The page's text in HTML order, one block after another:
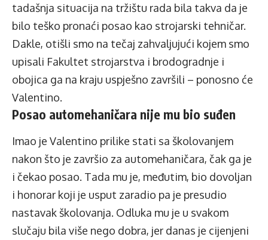
tadašnja situacija na tržištu rada bila takva da je
bilo teško pronaći posao kao strojarski tehničar.
Dakle, otišli smo na tečaj zahvaljujući kojem smo
upisali Fakultet strojarstva i brodogradnje i
obojica ga na kraju uspješno završili – ponosno će
Valentino.
Posao automehaničara nije mu bio suđen
Imao je Valentino prilike stati sa školovanjem
nakon što je završio za automehaničara, čak ga je
i čekao posao. Tada mu je, međutim, bio dovoljan
i honorar koji je usput zaradio pa je presudio
nastavak školovanja. Odluka mu je u svakom
slučaju bila više nego dobra, jer danas je cijenjeni